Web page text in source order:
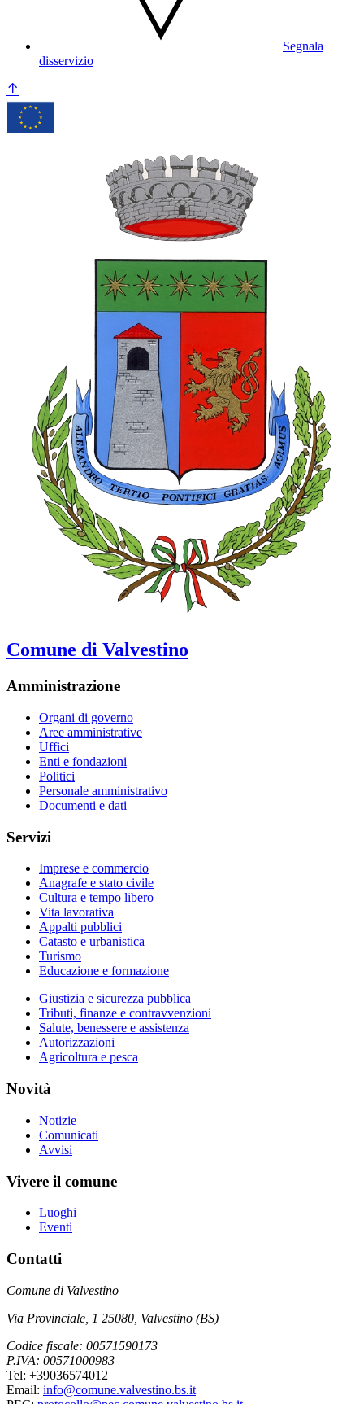
Segnala
disservizio
Comune di Valvestino
Amministrazione
Organi di governo
Aree amministrative
Uffici
Enti e fondazioni
Politici
Personale amministrativo
Documenti e dati
Servizi
Imprese e commercio
Anagrafe e stato civile
Cultura e tempo libero
Vita lavorativa
Appalti pubblici
Catasto e urbanistica
Turismo
Educazione e formazione
Giustizia e sicurezza pubblica
Tributi, finanze e contravvenzioni
Salute, benessere e assistenza
Autorizzazioni
Agricoltura e pesca
Novità
Notizie
Comunicati
Avvisi
Vivere il comune
Luoghi
Eventi
Contatti
Comune di Valvestino
Via Provinciale, 1 25080, Valvestino (BS)
Codice fiscale: 00571590173
P.IVA: 00571000983
Tel: +39036574012
Email: info@comune.valvestino.bs.it